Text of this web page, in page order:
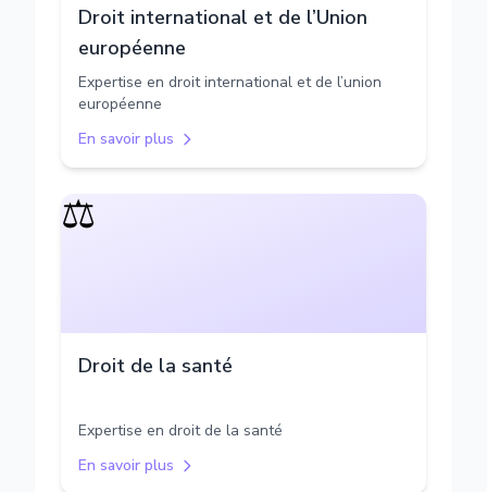
Droit international et de l’Union
européenne
Expertise en droit international et de l’union
européenne
En savoir plus
⚖️
Droit de la santé
Expertise en droit de la santé
En savoir plus